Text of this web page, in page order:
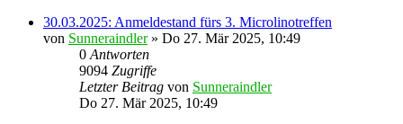
30.03.2025: Anmeldestand fürs 3. Microlinotreffen
von Sunneraindler» Do 27. Mär 2025, 10:49
0 Antworten
9094 Zugriffe
Letzter Beitrag von Sunneraindler
Do 27. Mär 2025, 10:49